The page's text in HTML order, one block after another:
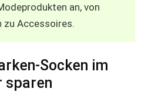
an, von
zu Accessoires.
Socken im
sparen